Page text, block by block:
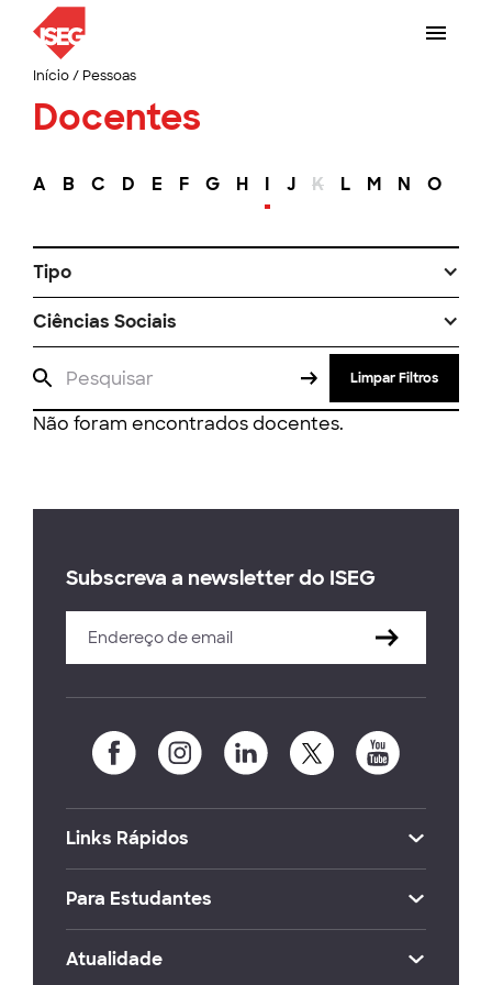
Início/ Pessoas
Docentes
A B C D E F G H I J K L M N O
Tipo
Ciências Sociais
Limpar Filtros
Não foram encontrados docentes.
Subscreva a newsletter do ISEG
Links Rápidos
Para Estudantes
Atualidade